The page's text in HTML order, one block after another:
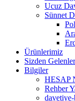
Ucuz
Sünnet
Ürünlerimiz
Sizden Gelenler
Bilgiler
HESAP
Rehber